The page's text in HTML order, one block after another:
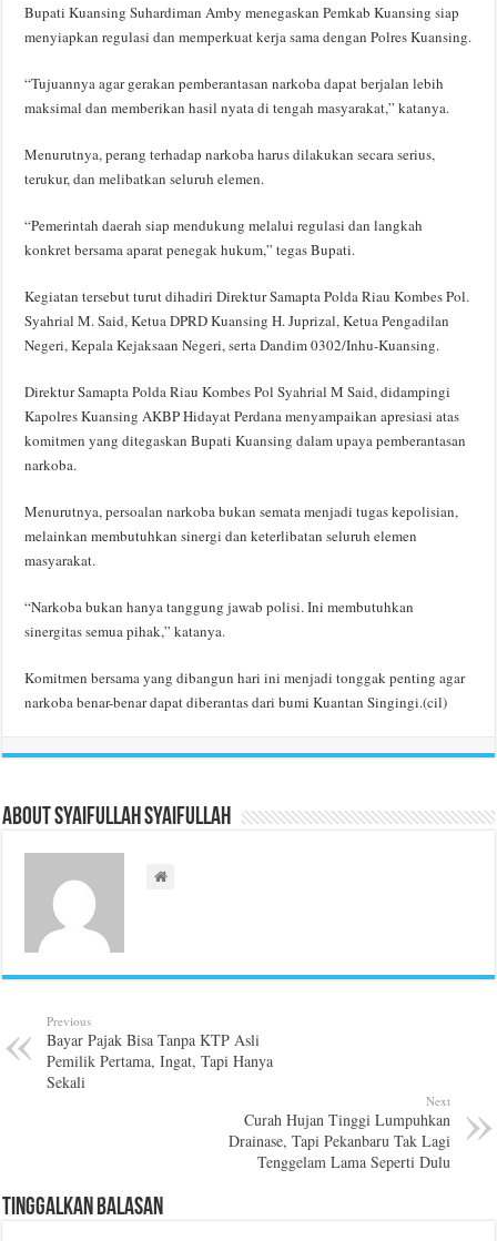
Bupati Kuansing Suhardiman Amby menegaskan Pemkab Kuansing siap
menyiapkan regulasi dan memperkuat kerja sama dengan Polres Kuansing.
“Tujuannya agar gerakan pemberantasan narkoba dapat berjalan lebih
maksimal dan memberikan hasil nyata di tengah masyarakat,” katanya.
Menurutnya, perang terhadap narkoba harus dilakukan secara serius,
terukur, dan melibatkan seluruh elemen.
“Pemerintah daerah siap mendukung melalui regulasi dan langkah
konkret bersama aparat penegak hukum,” tegas Bupati.
Kegiatan tersebut turut dihadiri Direktur Samapta Polda Riau Kombes Pol.
Syahrial M. Said, Ketua DPRD Kuansing H. Juprizal, Ketua Pengadilan
Negeri, Kepala Kejaksaan Negeri, serta Dandim 0302/Inhu-Kuansing.
Direktur Samapta Polda Riau Kombes Pol Syahrial M Said, didampingi
Kapolres Kuansing AKBP Hidayat Perdana menyampaikan apresiasi atas
komitmen yang ditegaskan Bupati Kuansing dalam upaya pemberantasan
narkoba.
Menurutnya, persoalan narkoba bukan semata menjadi tugas kepolisian,
melainkan membutuhkan sinergi dan keterlibatan seluruh elemen
masyarakat.
“Narkoba bukan hanya tanggung jawab polisi. Ini membutuhkan
sinergitas semua pihak,” katanya.
Komitmen bersama yang dibangun hari ini menjadi tonggak penting agar
narkoba benar-benar dapat diberantas dari bumi Kuantan Singingi.(cil)
About Syaifullah Syaifullah
Previous
Bayar Pajak Bisa Tanpa KTP Asli
Pemilik Pertama, Ingat, Tapi Hanya
Sekali
Next
Curah Hujan Tinggi Lumpuhkan
Drainase, Tapi Pekanbaru Tak Lagi
Tenggelam Lama Seperti Dulu
Tinggalkan Balasan